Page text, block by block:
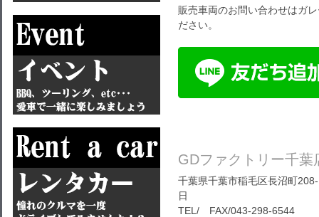
販売車両のお問い合わせはガ
ださい。
GDファクトリー千葉
千葉県千葉市稲毛区長沼町
日
TEL/ FAX/043-298-6544